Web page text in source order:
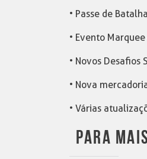
• Passe de
• Evento
• Novos Desafios
• Nova
• Várias
PARA